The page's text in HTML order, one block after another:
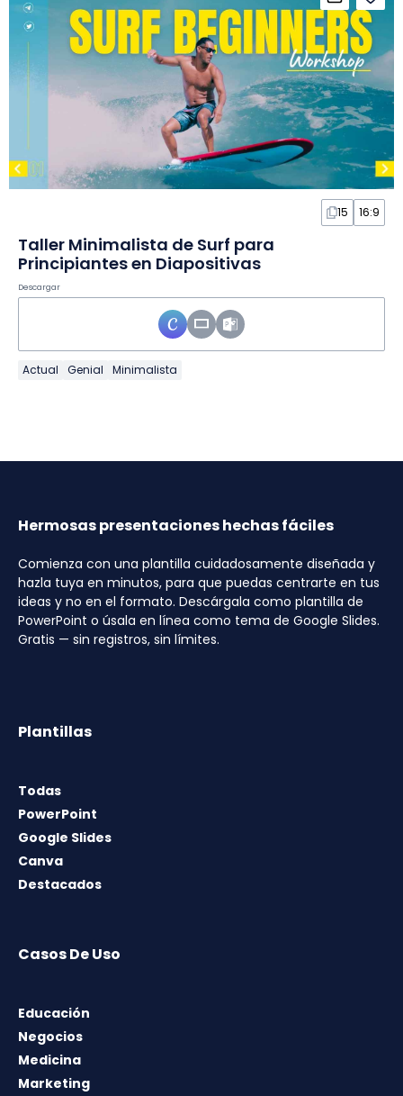
15 16:9
Taller Minimalista de Surf para
Principiantes en Diapositivas
Descargar
Actual Genial Minimalista
Hermosas presentaciones hechas fáciles
Comienza con una plantilla cuidadosamente diseñada y
hazla tuya en minutos, para que puedas centrarte en tus
ideas y no en el formato. Descárgala como plantilla de
PowerPoint o úsala en línea como tema de Google Slides.
Gratis — sin registros, sin límites.
Plantillas
Todas
PowerPoint
Google Slides
Canva
Destacados
Casos De Uso
Educación
Negocios
Medicina
Marketing